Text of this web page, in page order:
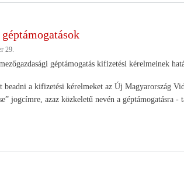
29.
géptámogatás kifizetési kérelmeinek
beadni a kifizetési kérelmeket az Új Magyarország
jogcímre, azaz közkeletű nevén a